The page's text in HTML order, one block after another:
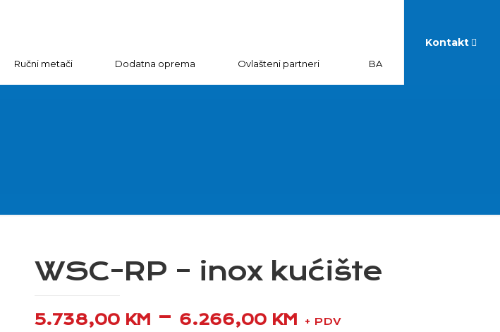
Ručni metači Dodatna oprema Ovlašteni partneri BA
Kontakt
WSC-RP – inox kućište
5.738,00 KM – 6.266,00 KM + PDV